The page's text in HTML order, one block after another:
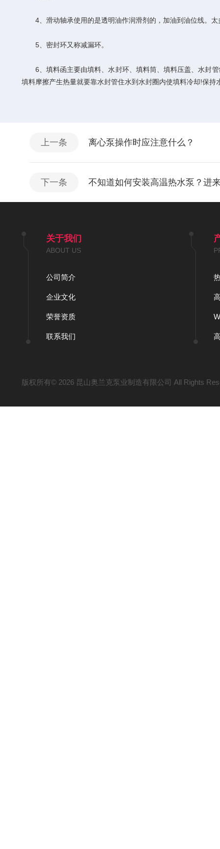
4、滑动轴承使用的是透明油作润滑剂的，加油到油位线。太
5、密封环又称减漏环。
6、填料函主要由填料、水封环、填料筒、填料压盖、水封管
填料摩擦产生热量就要靠水封管住水到水封圈内使填料冷却!保
上一条 离心泵操作时应注意什么？
下一条 不知道如何安装高温热水泵？进
关于我们
ABOUT US
公司简介
企业文化
荣誉资质
联系我们
版权所有© 2026 昆山奥兰克泵业制造有限公司 All Rights